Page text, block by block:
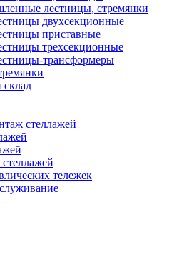
лестницы, стремянки
двухсекционные
приставные
трехсекционные
трансформеры
стеллажей
тележек